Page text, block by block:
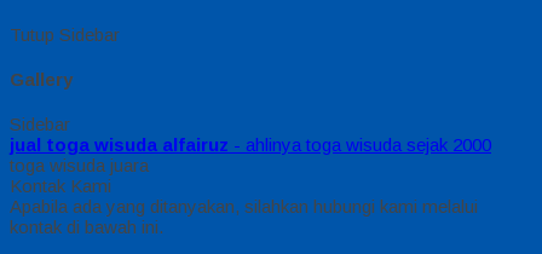
Tutup Sidebar
Gallery
Sidebar
jual toga wisuda alfairuz - ahlinya toga wisuda sejak 2000
toga wisuda juara
Kontak Kami
Apabila ada yang ditanyakan, silahkan hubungi kami melalui
kontak di bawah ini.